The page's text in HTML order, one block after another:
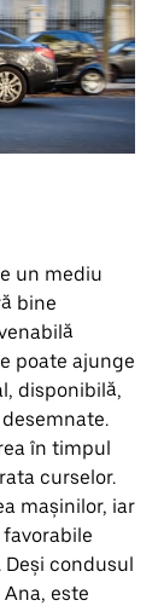
un mediu
bine
poate ajunge
disponibilă,
în timpul
curselor.
mașinilor, iar
condusul
este